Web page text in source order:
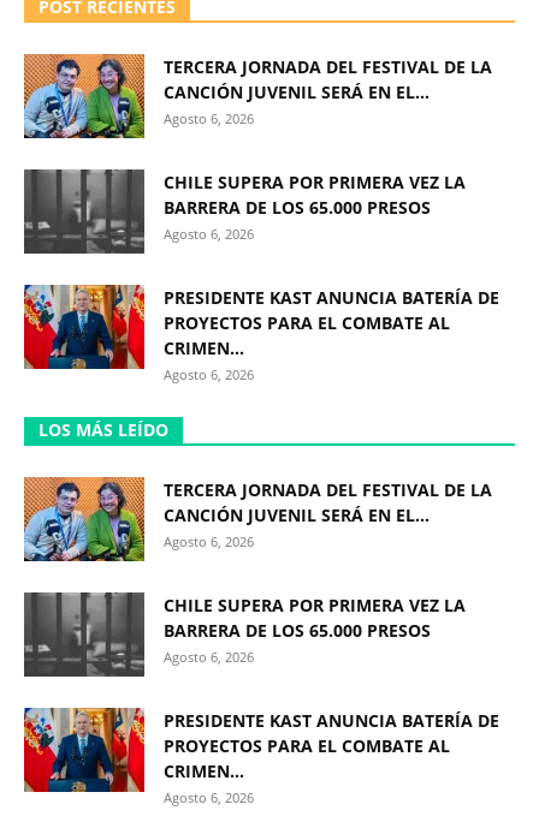
POST RECIENTES
TERCERA JORNADA DEL FESTIVAL DE LA
CANCIÓN JUVENIL SERÁ EN EL...
Agosto 6, 2026
CHILE SUPERA POR PRIMERA VEZ LA
BARRERA DE LOS 65.000 PRESOS
Agosto 6, 2026
PRESIDENTE KAST ANUNCIA BATERÍA DE
PROYECTOS PARA EL COMBATE AL
CRIMEN...
Agosto 6, 2026
LOS MÁS LEÍDO
TERCERA JORNADA DEL FESTIVAL DE LA
CANCIÓN JUVENIL SERÁ EN EL...
Agosto 6, 2026
CHILE SUPERA POR PRIMERA VEZ LA
BARRERA DE LOS 65.000 PRESOS
Agosto 6, 2026
PRESIDENTE KAST ANUNCIA BATERÍA DE
PROYECTOS PARA EL COMBATE AL
CRIMEN...
Agosto 6, 2026